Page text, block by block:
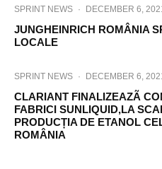
SPRINT NEWS · DECEMBER 6,
JUNGHEINRICH ROMÂNIA
LOCALE
SPRINT NEWS · DECEMBER 6,
CLARIANT FINALIZEAZÃ
FABRICI SUNLIQUID,LA
PRODUCȚIA DE ETANOL
ROMÂNIA